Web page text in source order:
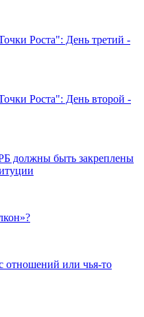
Роста": День третий -
Роста": День второй -
должны быть закреплены
отношений или чья-то